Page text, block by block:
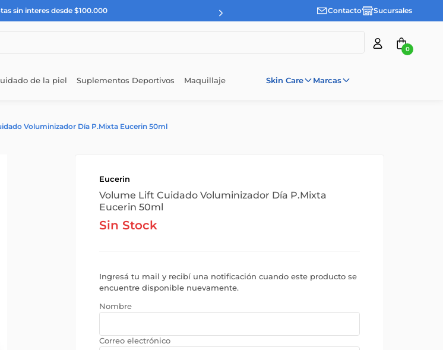
sin interes desde $100.000 Contacto Sucursales
0
de la piel Suplementos Deportivos Maquillaje Skin Care Marcas
Voluminizador Día P.Mixta Eucerin 50ml
Eucerin
Volume Lift Cuidado Voluminizador Día P.Mixta
Eucerin 50ml
Sin Stock
Ingresá tu mail y recibí una notificación cuando este producto se
encuentre disponible nuevamente.